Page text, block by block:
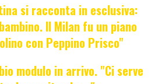
si racconta in esclusiva:
Il Milan fu un piano
con Peppino Prisco"
modulo in arrivo. "Ci serve